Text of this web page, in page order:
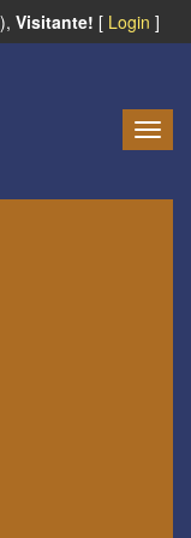
Visitante! [ Login ]